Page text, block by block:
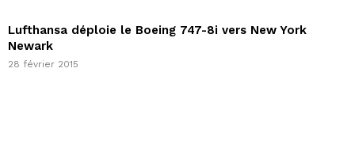
Lufthansa déploie le Boeing 747-8i vers New York
Newark
28 février 2015